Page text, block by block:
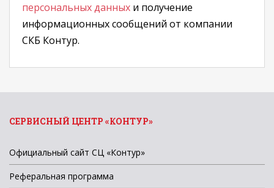
персональных данных и получение
информационных сообщений от компании
СКБ Контур.
СЕРВИСНЫЙ ЦЕНТР «КОНТУР»
Официальный сайт СЦ «Контур»
Реферальная программа